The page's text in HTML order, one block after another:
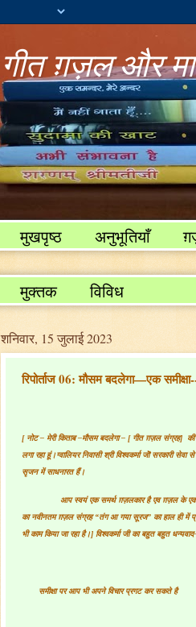
गीत ग़ज़ल और
मुखपृष्ठ अनुभूतियाँ
विविध
मुक्तक
विविध
शनिवार, 15 जुलाई 2023
रिपोर्ताज 06: मौसम बदलेगा—एक
[ नोट – मेरी किताब –मौसम बदलेगा – [ गीत ग़ज़ल संग्रह]
लगा रहा हूं।ग्वालियर निवासी श्री विश्वकर्मा जॊ सरकारी
सृजन में साधनारत हैं।
आप स्वयं एक समर्थ ग़ज़लकार है एव ग़ज़ल के
का नवीनतम ग़ज़ल संग्रह “तंग आ गया सूरज” का हाल ही में
भी काम किया जा रहा है।] विश्वकर्मा जी का बहुत बहुत
समीक्षा पर आप भी अपने विचार प्रगट कर सकते है